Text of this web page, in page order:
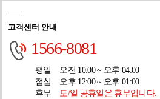
고객센터 안내
1566-8081
평일
오전 10:00 ~ 오후 04:00
점심
오후 12:00 ~ 오후 01:00
휴무
토/일 공휴일은 휴무입니다.